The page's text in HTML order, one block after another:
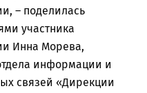
– поделилась
участника
Инна Морева,
информации и
связей «Дирекции